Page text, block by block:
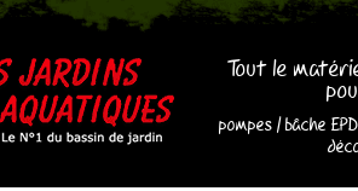
Tout le
pompes /bâche